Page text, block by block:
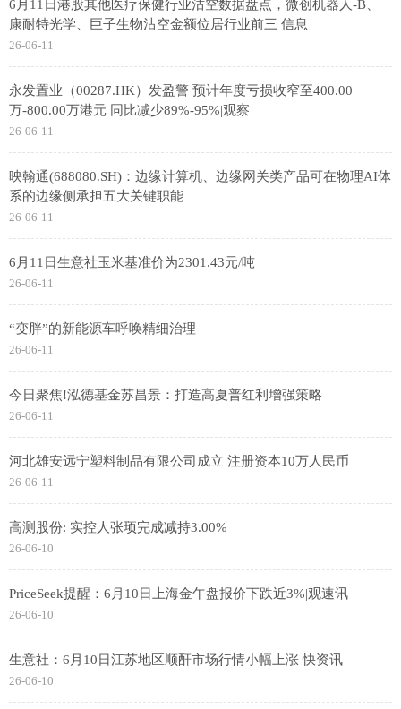
6月11日港股其他医疗保健行业沽空数据盘点，微创机器人-B、
康耐特光学、巨子生物沽空金额位居行业前三 信息
26-06-11
永发置业（00287.HK）发盈警 预计年度亏损收窄至400.00
万-800.00万港元 同比减少89%-95%|观察
26-06-11
映翰通(688080.SH)：边缘计算机、边缘网关类产品可在物理AI体
系的边缘侧承担五大关键职能
26-06-11
6月11日生意社玉米基准价为2301.43元/吨
26-06-11
“变胖”的新能源车呼唤精细治理
26-06-11
今日聚焦!泓德基金苏昌景：打造高夏普红利增强策略
26-06-11
河北雄安远宁塑料制品有限公司成立 注册资本10万人民币
26-06-11
高测股份: 实控人张顼完成减持3.00%
26-06-10
PriceSeek提醒：6月10日上海金午盘报价下跌近3%|观速讯
26-06-10
生意社：6月10日江苏地区顺酐市场行情小幅上涨 快资讯
26-06-10